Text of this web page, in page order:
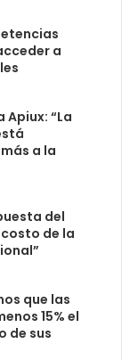
a
“La
a la
del
de la
que las
15% el
de sus